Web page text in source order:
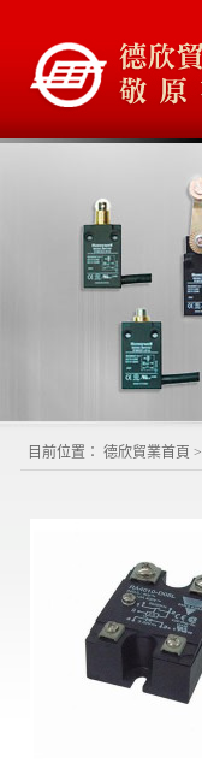
目前位置： 德欣貿業首頁 >